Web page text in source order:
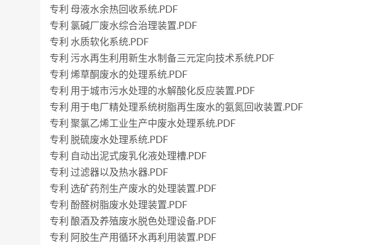
专利 母液水余热回收系统.PDF
专利 氯碱厂废水综合治理装置.PDF
专利 水质软化系统.PDF
专利 污水再生利用新生水制备三元定向技术系统.PDF
专利 烯草酮废水的处理系统.PDF
专利 用于城市污水处理的水解酸化反应装置.PDF
专利 用于电厂精处理系统树脂再生废水的氨氮回收装置.PDF
专利 聚氯乙烯工业生产中废水处理系统.PDF
专利 脱硫废水处理系统.PDF
专利 自动出泥式废乳化液处理槽.PDF
专利 过滤器以及热水器.PDF
专利 选矿药剂生产废水的处理装置.PDF
专利 酚醛树脂废水处理装置.PDF
专利 酿酒及养殖废水脱色处理设备.PDF
专利 阿胶生产用循环水再利用装置.PDF